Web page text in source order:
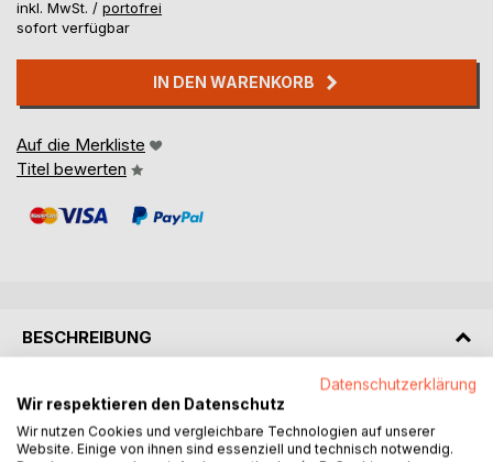
inkl. MwSt. / portofrei
sofort verfügbar
IN DEN WARENKORB
Auf die Merkliste
Titel bewerten
BESCHREIBUNG
Fiktive Dialoge - ein paar Stunden Intensivcoaching
Denkanstöße
Wissensmanagement
Datenschutzerklärung
Wir respektieren den Datenschutz
Wir nutzen Cookies und vergleichbare Technologien auf unserer
Website. Einige von ihnen sind essenziell und technisch notwendig.